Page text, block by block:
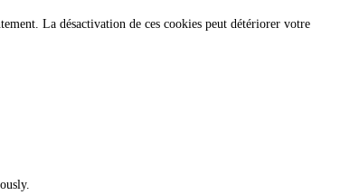
La désactivation de ces cookies peut détériorer votre